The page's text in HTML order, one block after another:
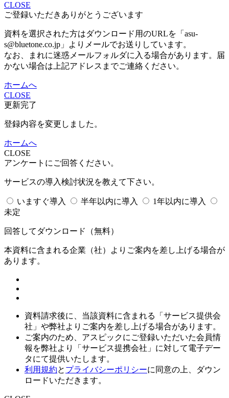
CLOSE
ご登録いただきありがとうございます
資料を選択された方はダウンロード用のURLを「asu-
s@bluetone.co.jp」よりメールでお送りしています。
なお、まれに迷惑メールフォルダに入る場合があります。届
かない場合は上記アドレスまでご連絡ください。
ホームへ
CLOSE
更新完了
登録内容を変更しました。
ホームへ
CLOSE
アンケートにご回答ください。
サービスの導入検討状況を教えて下さい。
いますぐ導入 半年以内に導入
1年以内に導入
未定
回答してダウンロード （無料）
本資料に含まれる企業（社）よりご案内を差し上げる場合が
あります。
資料請求後に、当該資料に含まれる「サービス提供会
社」や弊社よりご案内を差し上げる場合があります。
ご案内のため、アスピックにご登録いただいた会員情
報を弊社より「サービス提携会社」に対して電子デー
タにて提供いたします。
利用規約と プライバシーポリシーに同意の上、ダウン
ロードいただきます。